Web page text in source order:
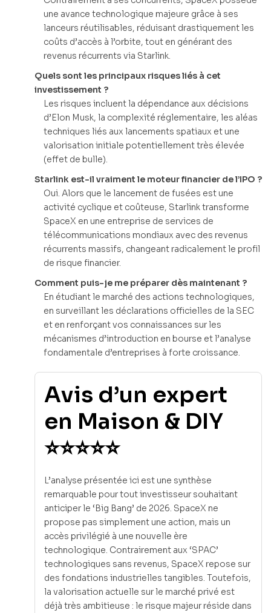
une avance technologique majeure grâce à ses
lanceurs réutilisables, réduisant drastiquement les
coûts d’accès à l’orbite, tout en générant des
revenus récurrents via Starlink.
Quels sont les principaux risques liés à cet
investissement ?
Les risques incluent la dépendance aux décisions
d’Elon Musk, la complexité réglementaire, les aléas
techniques liés aux lancements spatiaux et une
valorisation initiale potentiellement très élevée
(effet de bulle).
Starlink est-il vraiment le moteur financier de l’IPO ?
Oui. Alors que le lancement de fusées est une
activité cyclique et coûteuse, Starlink transforme
SpaceX en une entreprise de services de
télécommunications mondiaux avec des revenus
récurrents massifs, changeant radicalement le profil
de risque financier.
Comment puis-je me préparer dès maintenant ?
En étudiant le marché des actions technologiques,
en surveillant les déclarations officielles de la SEC
et en renforçant vos connaissances sur les
mécanismes d’introduction en bourse et l’analyse
fondamentale d’entreprises à forte croissance.
Avis d’un expert
en Maison & DIY
⭐⭐⭐⭐⭐
L’analyse présentée ici est une synthèse
remarquable pour tout investisseur souhaitant
anticiper le ‘Big Bang’ de 2026. SpaceX ne
propose pas simplement une action, mais un
accès privilégié à une nouvelle ère
technologique. Contrairement aux ‘SPAC’
technologiques sans revenus, SpaceX repose sur
des fondations industrielles tangibles. Toutefois,
la valorisation actuelle sur le marché privé est
déjà très ambitieuse : le risque majeur réside dans